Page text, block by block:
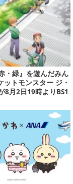
・緑』を遊んだみん
トモンスター ジ・
8月2日19時よりBS1
劇場で放送決定！